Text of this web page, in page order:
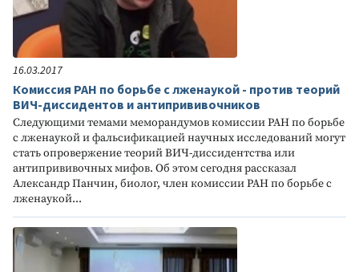
16.03.2017
Комиссия РАН по борьбе с лженаукой - против теорий
ВИЧ-диссидентов и антипрививочников
Следующими темами меморандумов комиссии РАН по борьбе
с лженаукой и фальсификацией научных исследований могут
стать опровержение теорий ВИЧ-диссидентства или
антипрививочных мифов. Об этом сегодня рассказал
Александр Панчин, биолог, член комиссии РАН по борьбе с
лженаукой...